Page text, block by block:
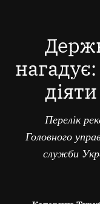
Перелік
Головного
служби